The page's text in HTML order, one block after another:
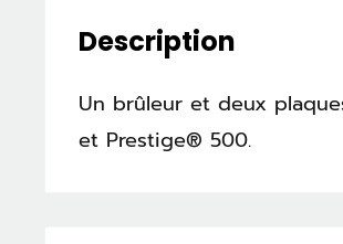
Description
Un brûleur et deux
et Prestige® 500.